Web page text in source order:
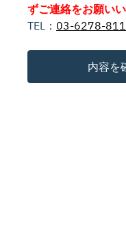
ずご連絡をお願いい
TEL： 03-6278-
内容を